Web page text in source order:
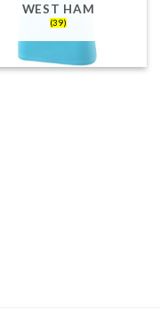
WEST HAM
(39)